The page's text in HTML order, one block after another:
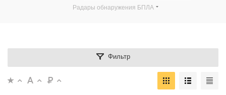
Радары обнаружения БПЛА
Фильтр